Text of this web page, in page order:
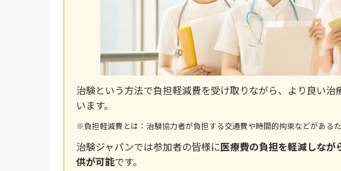
治験という方法で負担軽減費を受け取りながら、より良い治
います。
※負担軽減費とは：治験協力者が負担する交通費や時間的拘束などがあるた
治験ジャパンでは参加者の皆様に医療費の負担を軽減しな
供が可能です。